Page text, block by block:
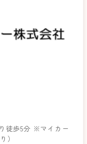
徒歩5分 ※マイカー
）